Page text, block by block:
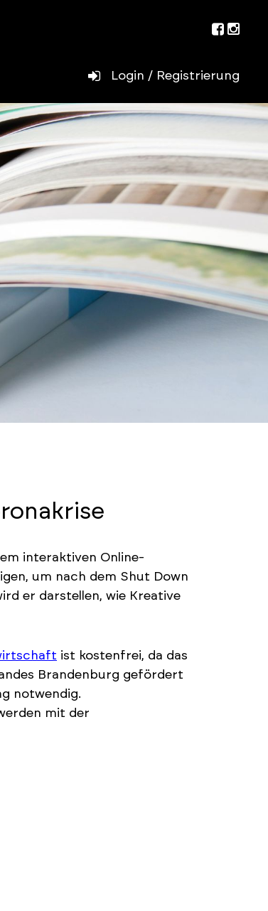
Login / Registrierung
interaktiven Online-
um nach dem Shut Down
er darstellen, wie Kreative
ist kostenfrei, da das
Brandenburg gefördert
notwendig.
mit der